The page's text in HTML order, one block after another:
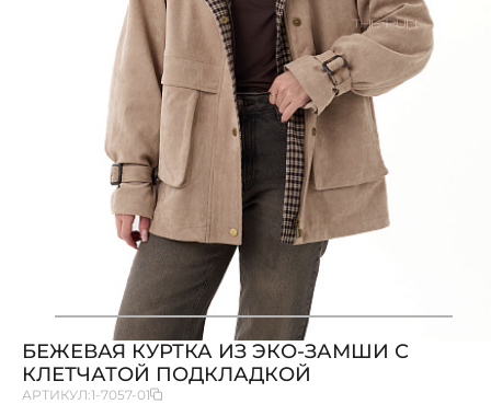
БЕЖЕВАЯ КУРТКА ИЗ ЭКО-ЗАМШИ С
КЛЕТЧАТОЙ ПОДКЛАДКОЙ
АРТИКУЛ:1-7057-01